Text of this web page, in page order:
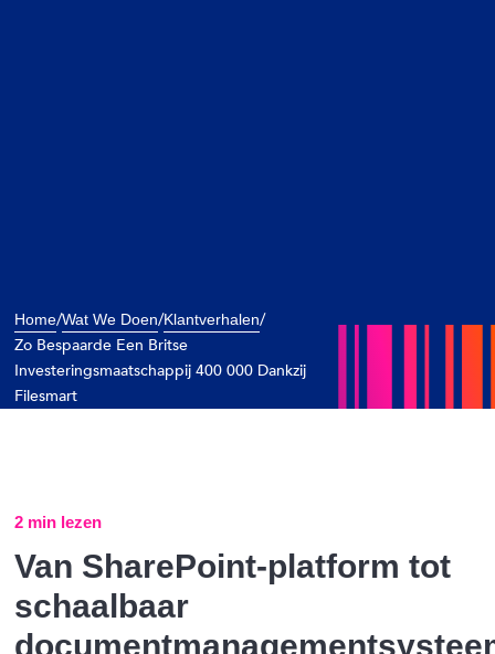
Home/Wat We Doen/Klantverhalen/
Zo Bespaarde Een Britse
Investeringsmaatschappij 400 000 Dankzij
Filesmart
2 min lezen
Van SharePoint-platform tot
schaalbaar